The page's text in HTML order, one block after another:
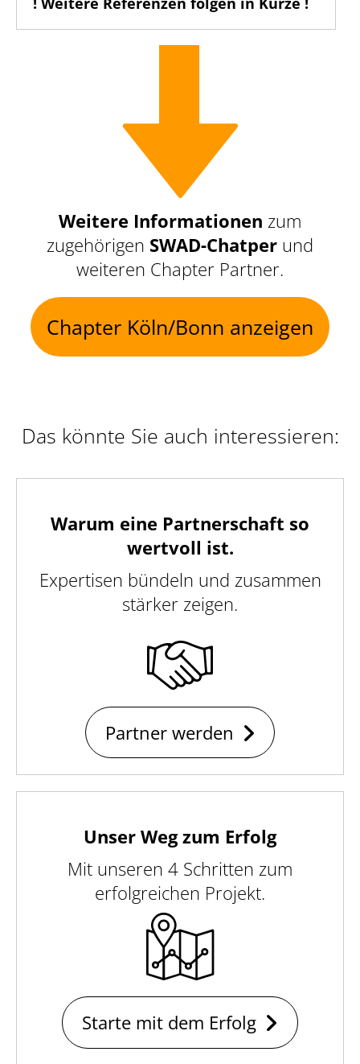
Weitere Informationen zum
zugehörigen SWAD-Chatper und
weiteren Chapter Partner.
Chapter Köln/Bonn anzeigen
Das könnte Sie auch interessieren:
Warum eine Partnerschaft so
wertvoll ist.
Expertisen bündeln und zusammen
stärker zeigen.
Partner werden
Unser Weg zum Erfolg
Mit unseren 4 Schritten zum
erfolgreichen Projekt.
Starte mit dem Erfolg